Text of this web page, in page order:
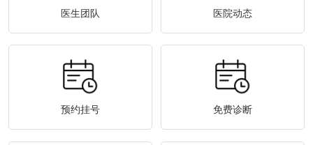
医生团队 医院动态
预约挂号 免费诊断